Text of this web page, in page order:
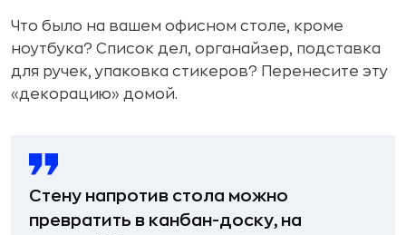
Что было на вашем офисном столе, кроме
ноутбука? Список дел, органайзер, подставка
для ручек, упаковка стикеров? Перенесите эту
«декорацию» домой.
Стену напротив стола можно
превратить в канбан-доску, на